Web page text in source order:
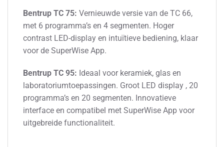
Bentrup TC 75: Vernieuwde versie van de TC 66,
met 6 programma’s en 4 segmenten. Hoger
contrast LED-display en intuïtieve bediening, klaar
voor de SuperWise App.
Bentrup TC 95: Ideaal voor keramiek, glas en
laboratoriumtoepassingen. Groot LED display , 20
programma’s en 20 segmenten. Innovatieve
interface en compatibel met SuperWise App voor
uitgebreide functionaliteit.